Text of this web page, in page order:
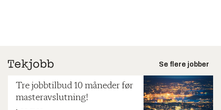
Se flere jobber
Tre jobbtilbud 10 måneder før
masteravslutning!